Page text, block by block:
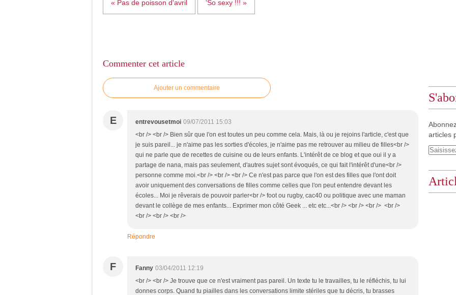
« Pas de poisson d'avril 'So sexy !!! »
Commenter cet article
Ajouter un commentaire
E entrevousetmoi 09/07/2011 15:03
<br /> <br /> Bien sûr que l'on est toutes un peu comme cela. Mais, là ou je rejoins l'article, c'est que
je suis pareil... je n'aime pas les sorties d'écoles, je n'aime pas me retrouver au milieu de filles<br />
qui ne parle que de recettes de cuisine ou de leurs enfants. L'intérêt de ce blog et que oui il y a
partage de nana, mais pas seulement, d'autres sujet sont évoqués, ce qui fait l'intérêt d'une<br />
personne comme moi.<br /> <br /> <br /> Ce n'est pas parce que l'on est des filles que l'ont doit
avoir uniquement des conversations de filles comme celles que l'on peut entendre devant les
écoles... Moi je rêverais de pouvoir parler<br /> foot ou rugby, cac40 ou politique avec une maman
devant le collège de mes enfants... Exprimer mon côté Geek ... etc etc...<br /> <br /> <br /> <br />
<br /> <br /> <br />
Répondre
F Fanny 03/04/2011 12:19
<br /> <br /> Je trouve que ce n'est vraiment pas pareil. Un texte tu le travailles, tu le réfléchis, tu lui
donnes corps. Quand tu piailles dans les conversations limite stériles que tu décris, tu brasses
articles